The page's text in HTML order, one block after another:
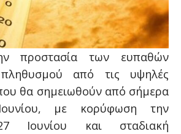
προστασία των ευπαθών
από τις υψηλές
θα σημειωθούν από σήμερα
με κορύφωση την
Ιουνίου και σταδιακή